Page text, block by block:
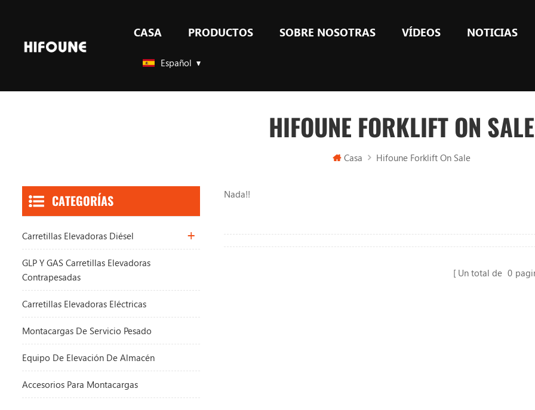
CASA PRODUCTOS SOBRE NOSOTRAS VÍDEOS NOTICIAS
Español
HIFOUNE FORKLIFT ON SALE
Casa Hifoune Forklift On Sale
Nada!!
Un total de 0
CATEGORÍAS
Carretillas Elevadoras Diésel
GLP Y GAS Carretillas Elevadoras
Contrapesadas
Carretillas Elevadoras Eléctricas
Montacargas De Servicio Pesado
Equipo De Elevación De Almacén
Accesorios Para Montacargas